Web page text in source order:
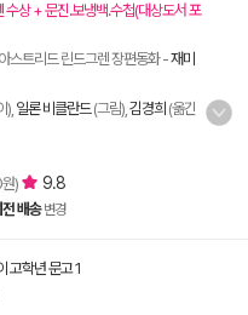
상 + 문진.보냉백.수첩(대상도서 포
스트리드 린드그렌 장편동화-재미
), 일론 비클란드(그림), 김경희 (옮긴
) 9.8
배송 변경
고학년 문고 1